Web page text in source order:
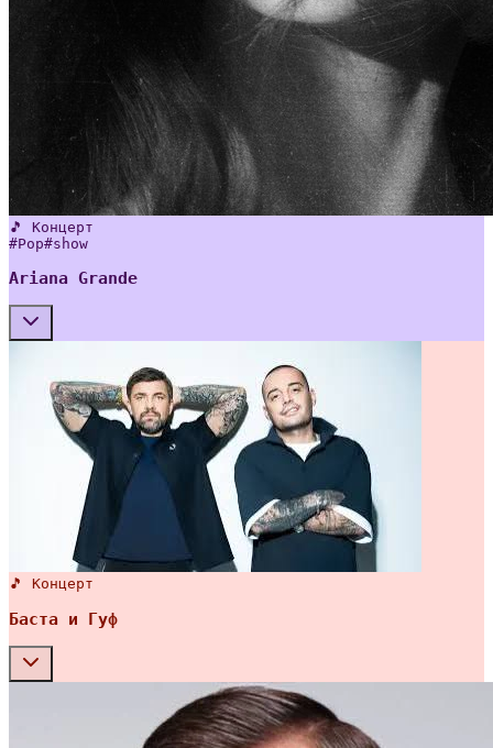
🎵 Концерт
#Pop#show
Ariana Grande
🎵 Концерт
Баста и Гуф